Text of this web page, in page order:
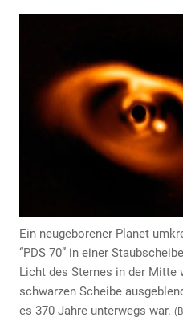
Ein neugeborener Planet
“PDS 70” in einer
Licht des Sternes in der Mitte
schwarzen Scheibe
es 370 Jahre unterwegs war.